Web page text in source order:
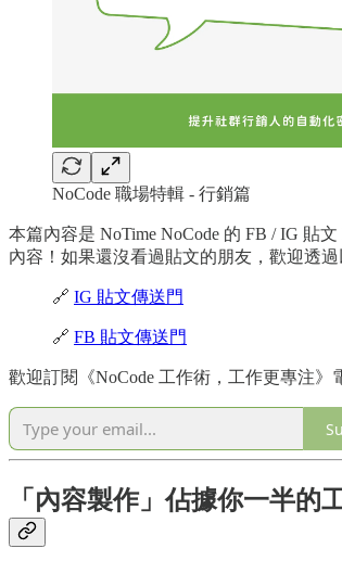
NoCode 職場特輯 - 行銷篇
本篇內容是 NoTime NoCode 的 FB / IG 貼
內容！如果還沒看過貼文的朋友，歡迎透
🔗 IG 貼文傳送門
🔗 FB 貼文傳送門
歡迎訂閱《NoCode 工作術，工作更專注
「內容製作」佔據你一半的